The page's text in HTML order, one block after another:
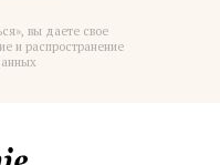
вы даете свое
и распространение